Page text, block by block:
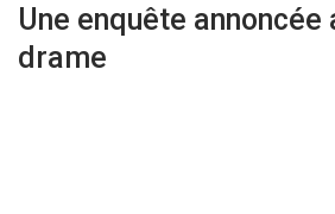
Une enquête annoncée
drame